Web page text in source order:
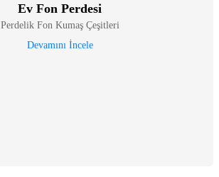
Ev Fon Perdesi
Perdelik Fon Kumaş Çeşitleri
Devamını İncele